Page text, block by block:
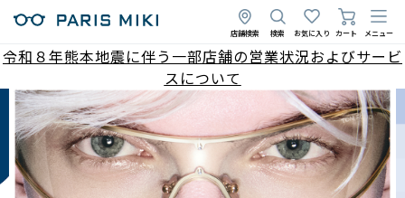
店舗検索 検索 お気に入り カート メニュー
令和８年熊本地震に伴う一部店舗の営業状況およびサービ
スについて